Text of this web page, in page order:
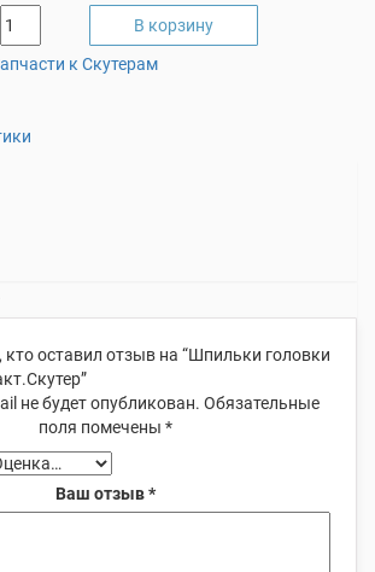
В корзину
к Скутерам
кто оставил отзыв на “Шпильки головки
не будет опубликован. Обязательные
поля помечены *
Ваш отзыв*